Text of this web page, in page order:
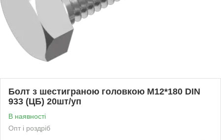
Болт з шестиграною головкою М12*180 DIN
933 (ЦБ) 20шт/уп
В наявності
Опт і роздріб